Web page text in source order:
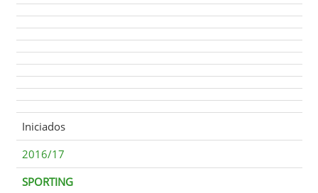
Iniciados
2016/17
SPORTING